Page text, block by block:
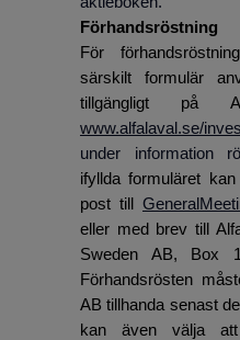
Förhandsröstning
För
särskilt formulär
tillgängligt på
www.alfalaval.se/
under information
ifyllda formuläret
post till
eller med brev till
Sweden AB, Box
Förhandsrösten
AB tillhanda senast
kan även välja